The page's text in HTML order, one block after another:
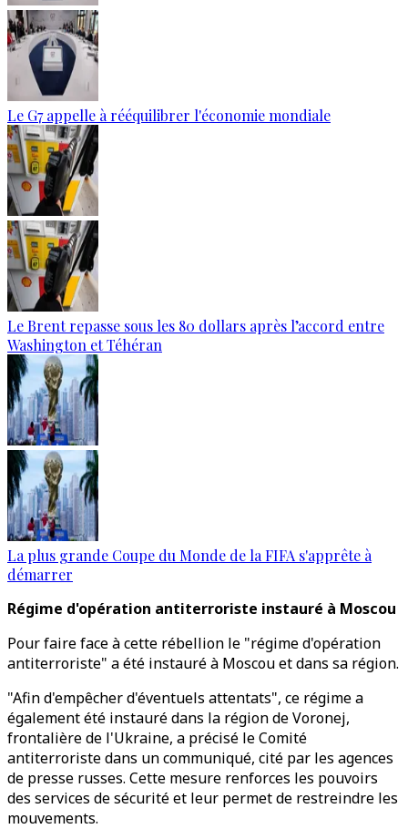
Le G7 appelle à rééquilibrer l'économie mondiale
Le Brent repasse sous les 80 dollars après l’accord entre
Washington et Téhéran
La plus grande Coupe du Monde de la FIFA s'apprête à
démarrer
Régime d'opération antiterroriste instauré à Moscou
Pour faire face à cette rébellion le "régime d'opération
antiterroriste" a été instauré à Moscou et dans sa région.
"Afin d'empêcher d'éventuels attentats", ce régime a
également été instauré dans la région de Voronej,
frontalière de l'Ukraine, a précisé le Comité
antiterroriste dans un communiqué, cité par les agences
de presse russes. Cette mesure renforces les pouvoirs
des services de sécurité et leur permet de restreindre les
mouvements.